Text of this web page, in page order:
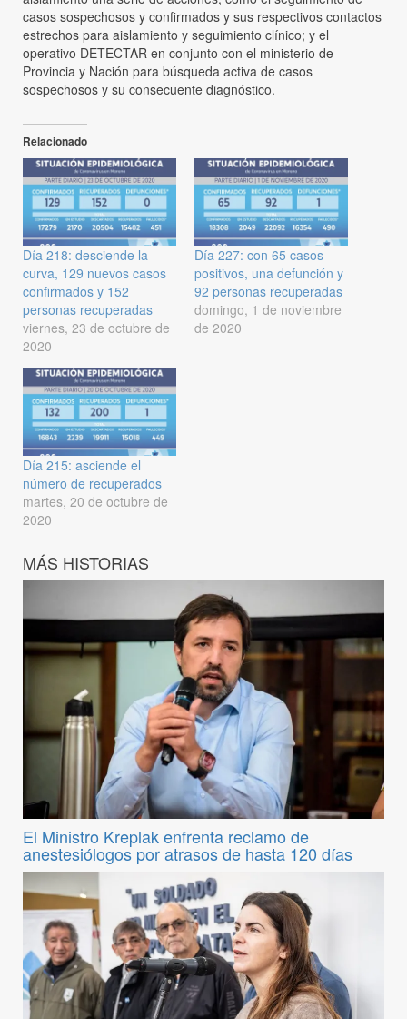
casos sospechosos y confirmados y sus respectivos contactos
estrechos para aislamiento y seguimiento clínico; y el
operativo DETECTAR en conjunto con el ministerio de
Provincia y Nación para búsqueda activa de casos
sospechosos y su consecuente diagnóstico.
Relacionado
Día 218: desciende la
curva, 129 nuevos casos
confirmados y 152
personas recuperadas
viernes, 23 de octubre de
2020
Día 227: con 65 casos
positivos, una defunción y
92 personas recuperadas
domingo, 1 de noviembre
de 2020
Día 215: asciende el
número de recuperados
martes, 20 de octubre de
2020
MÁS HISTORIAS
El Ministro Kreplak enfrenta reclamo de
anestesiólogos por atrasos de hasta 120 días